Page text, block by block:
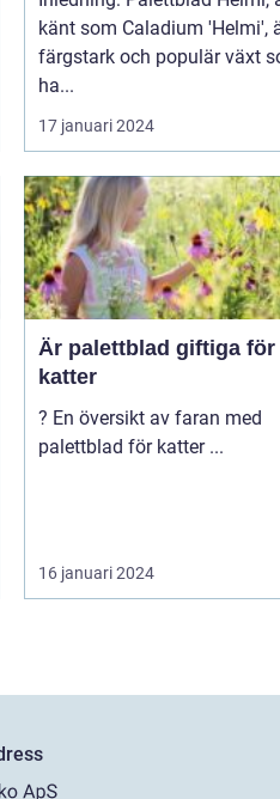
känt som Caladium 'Helmi',
färgstark och populär växt
ha...
17 januari 2024
Är palettblad giftiga för
katter
? En översikt av faran med
palettblad för katter ...
16 januari 2024